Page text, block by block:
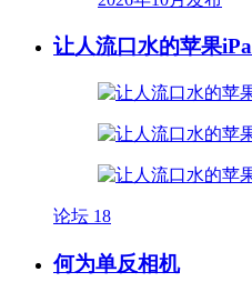
让人流口水的苹果
论坛 18
何为单反相机